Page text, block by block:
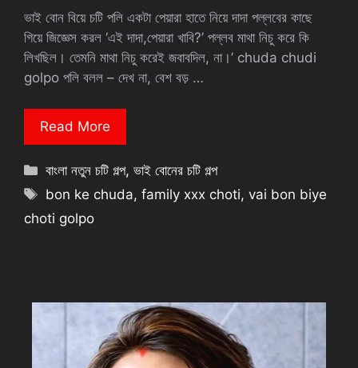
ভাই বোন বিয়ে চটি পলি একটা পেয়ারা হাতে নিয়ে দাদা পল্লবের কাছে
গিয়ে জিজ্ঞেস করল‍ ‘এই দাদা,পেয়ারা খাবি?’ পল্লব মাথা নিচু করে কি
লিখছিল। তেমনি মাথা নিচু করেই জবাবদিল, না।’ chuda chudi
golpo পলি বলল – দেখ না, বেশ বড় …
Read More
Categories
বাংলা নতুন চটি গল্প,ভাই বোনের চটি গল্প
Tags
bon ke chuda,family xxx choti,vai bon biye
choti golpo